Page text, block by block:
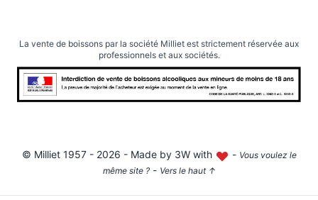
La vente de boissons par la société Milliet est strictement réservée aux
professionnels et aux sociétés.
© Milliet1957 - 2026 - Made by 3W with - Vous voulez le
même site ?- Vers le haut ↑